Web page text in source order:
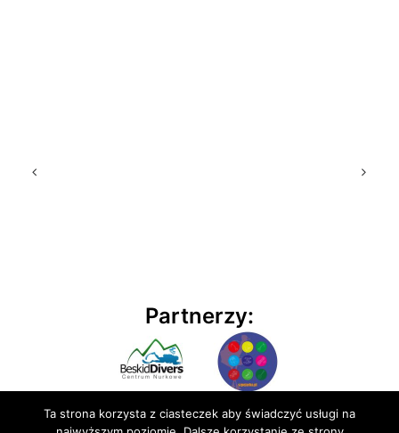
Partnerzy:
Ta strona korzysta z ciasteczek aby świadczyć usługi na